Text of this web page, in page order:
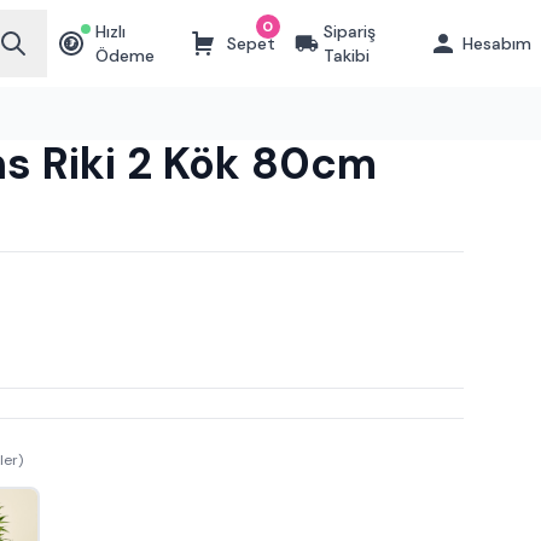
₺
Hızlı
Ödeme
Sepet
0
Sipariş
Takibi
Hesabım
Riki 2 Kök 80cm